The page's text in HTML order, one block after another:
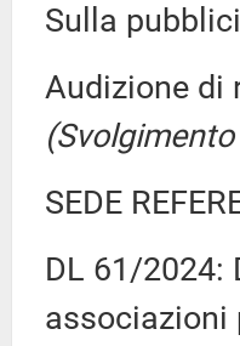
Sulla
Audizione di
SEDE
DL 61/2024:
associazioni